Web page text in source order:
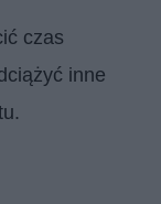
czas
inne